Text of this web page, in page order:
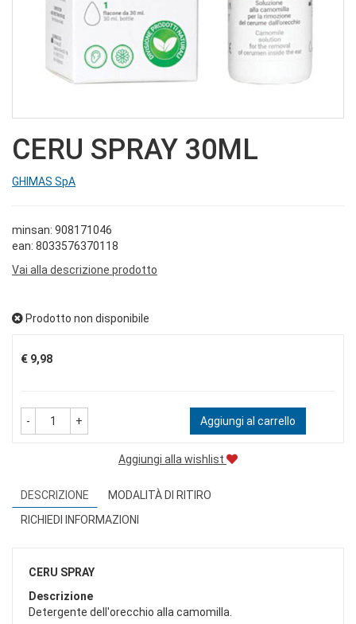
CERU SPRAY 30ML
GHIMAS SpA
minsan: 908171046
ean: 8033576370118
Vai alla descrizione prodotto
Prodotto non disponibile
Prezzo
€ 9,98
- + Aggiungi al carrello
Aggiungi alla wishlist
DESCRIZIONE
MODALITÀ DI RITIRO
RICHIEDI INFORMAZIONI
CERU SPRAY
Descrizione
Detergente dell'orecchio alla camomilla.